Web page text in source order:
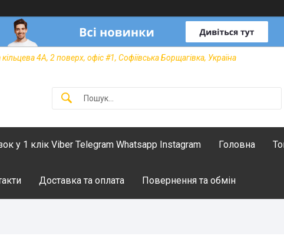
4А, 2 поверх, офіс #1, Софіївська Борщагівка, Україна
у 1 клік Viber Telegram Whatsapp Instagram Головна
Доставка та оплата Повернення та обмін